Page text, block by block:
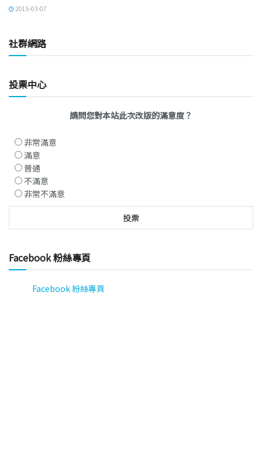
2015-03-07
社群網路
投票中心
請問您對本站此次改版的滿意度？
非常滿意
滿意
普通
不滿意
非常不滿意
Facebook 粉絲專頁
Facebook 粉絲專頁